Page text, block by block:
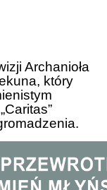
Archanioła
który